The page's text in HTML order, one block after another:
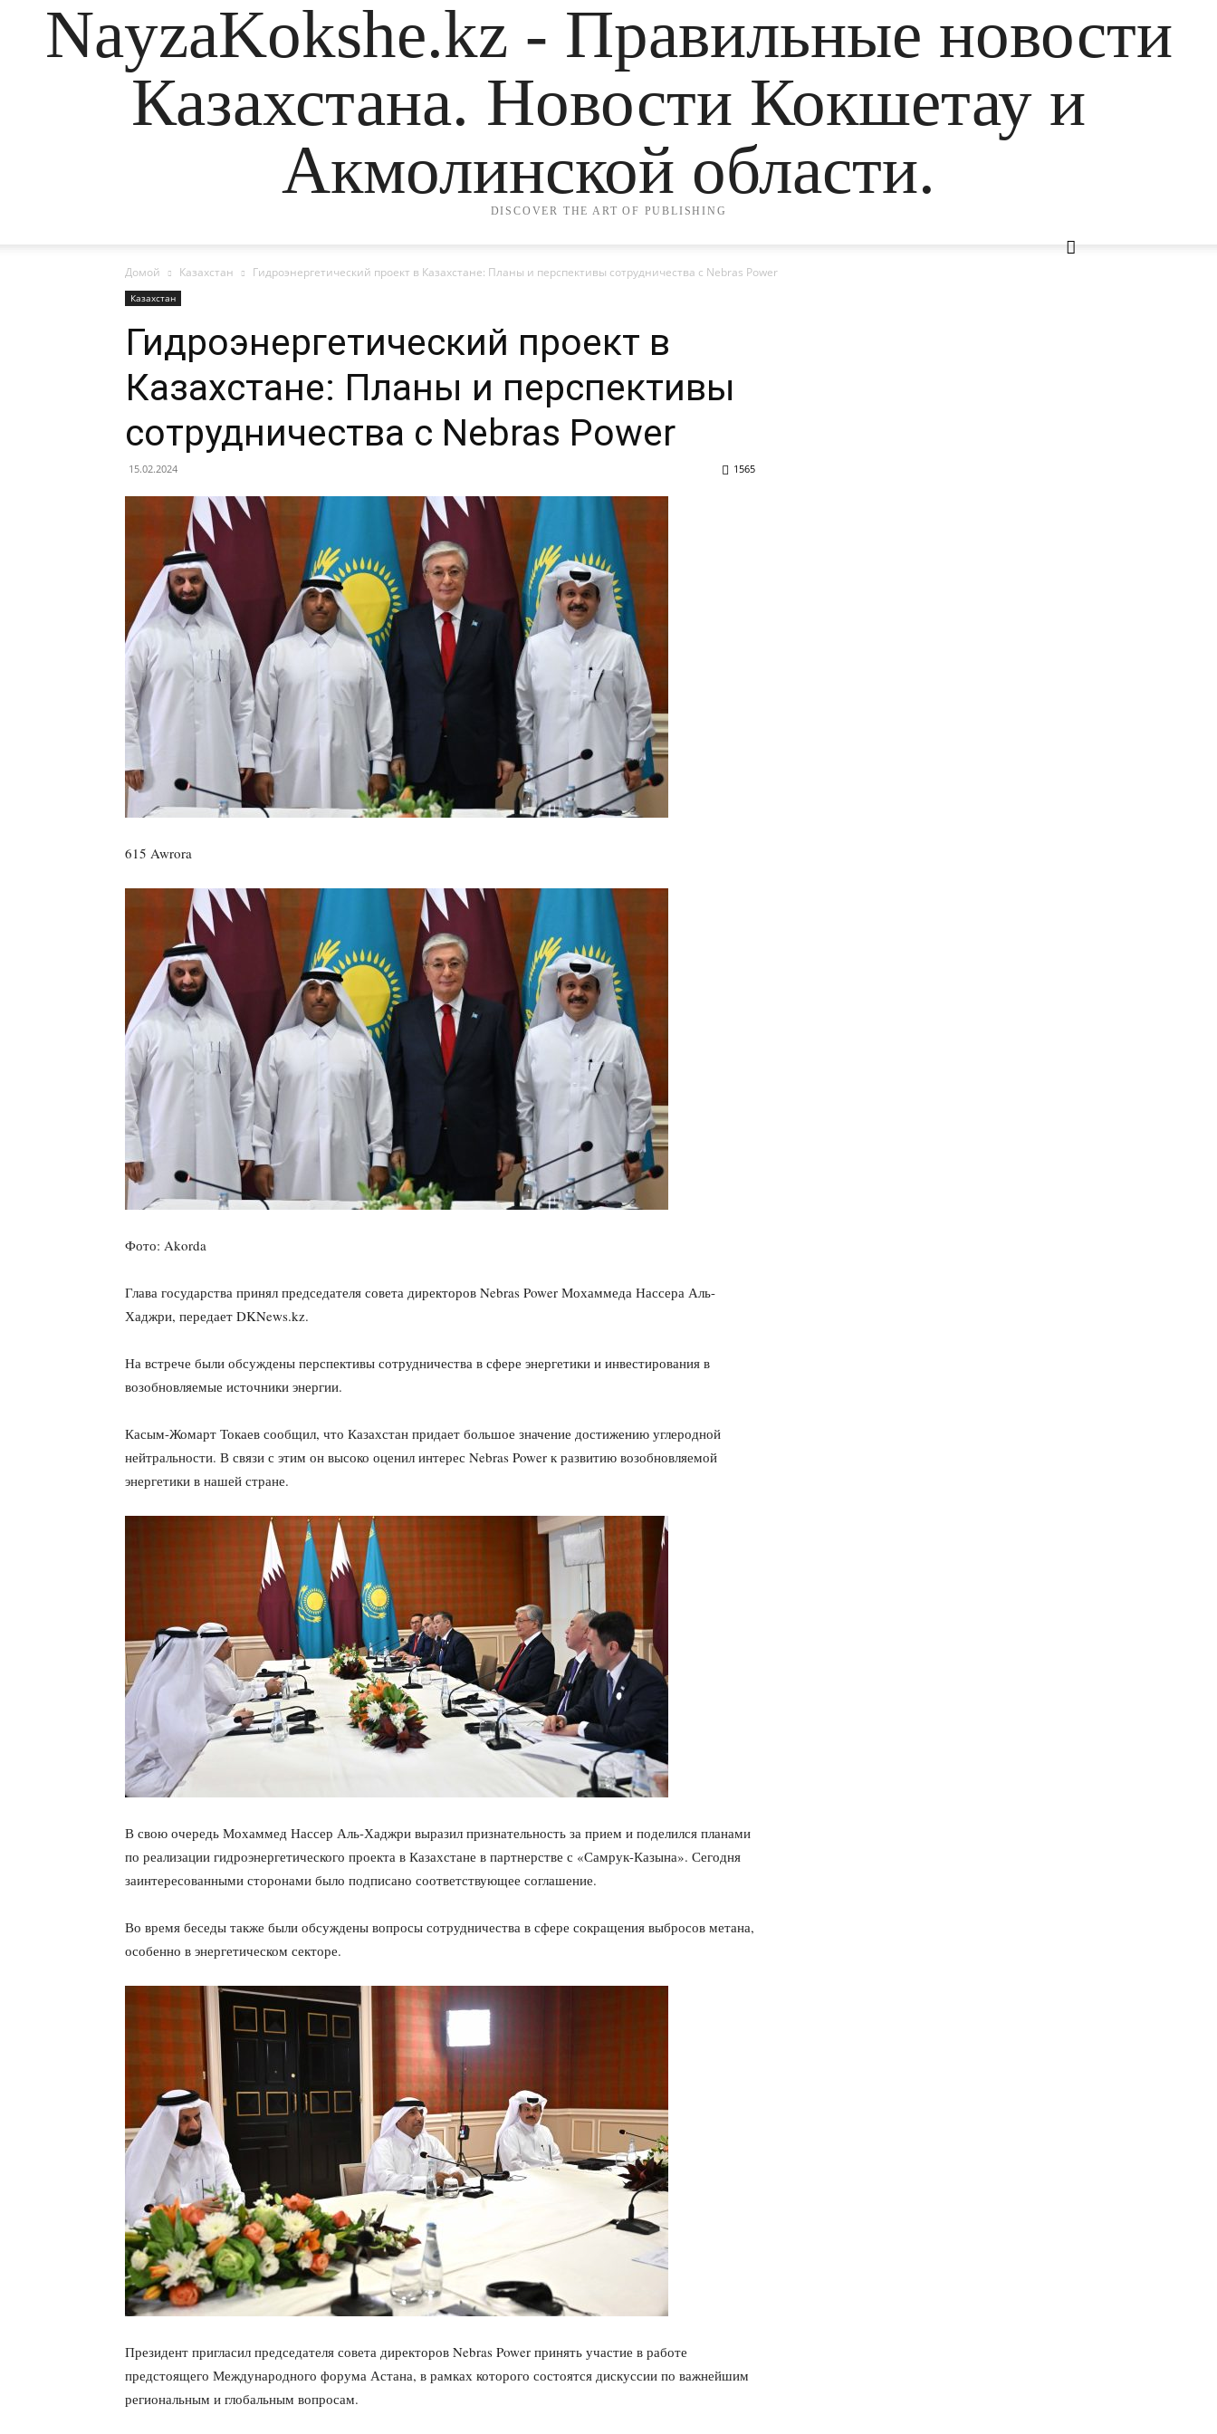
NayzaKokshe.kz - Правильные новости
Казахстана. Новости Кокшетау и
Акмолинской области.
DISCOVER THE ART OF PUBLISHING
Домой Казахстан Гидроэнергетический проект в Казахстане: Планы и перспективы сотрудничества с Nebras Power
Казахстан
Гидроэнергетический проект в
Казахстане: Планы и перспективы
сотрудничества с Nebras Power
15.02.2024 1565
615 Awrora
Фото: Akorda
Глава государства принял председателя совета директоров Nebras Power Мохаммеда Нассера Аль-
Хаджри, передает DKNews.kz.
На встрече были обсуждены перспективы сотрудничества в сфере энергетики и инвестирования в
возобновляемые источники энергии.
Касым-Жомарт Токаев сообщил, что Казахстан придает большое значение достижению углеродной
нейтральности. В связи с этим он высоко оценил интерес Nebras Power к развитию возобновляемой
энергетики в нашей стране.
В свою очередь Мохаммед Нассер Аль-Хаджри выразил признательность за прием и поделился планами
по реализации гидроэнергетического проекта в Казахстане в партнерстве с «Самрук-Казына». Сегодня
заинтересованными сторонами было подписано соответствующее соглашение.
Во время беседы также были обсуждены вопросы сотрудничества в сфере сокращения выбросов метана,
особенно в энергетическом секторе.
Президент пригласил председателя совета директоров Nebras Power принять участие в работе
предстоящего Международного форума Астана, в рамках которого состоятся дискуссии по важнейшим
региональным и глобальным вопросам.